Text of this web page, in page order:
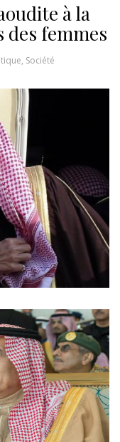
à la
femmes
, Société